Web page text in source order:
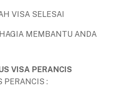
VISA SELESAI
MEMBANTU ANDA
VISA PERANCIS
PERANCIS :